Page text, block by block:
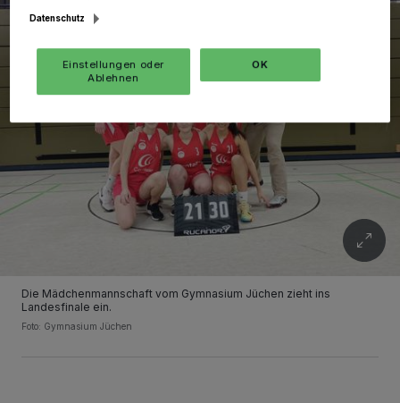
Die Mädchenmannschaft vom Gymnasium Jüchen zieht ins
Landesfinale ein.
Foto: Gymnasium Jüchen
Datenschutz
Einstellungen oder
Ablehnen
OK